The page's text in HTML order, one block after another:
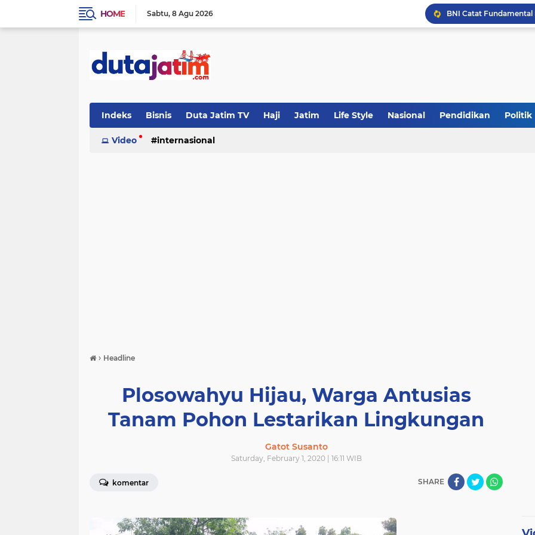
HOME Sabtu 8 Agu 2026
JakOne Mobile Antar
Khutbah Jumat:
Indeks Bisnis Duta Jatim TV Haji Jatim Life Style Nasional Pendidikan Politik
Video internasional
› Headline
Plosowahyu Hijau, Warga Antusias
Tanam Pohon Lestarikan Lingkungan
Gatot Susanto
Saturday, February 1, 2020 | 16:11 WIB
komentar SHARE